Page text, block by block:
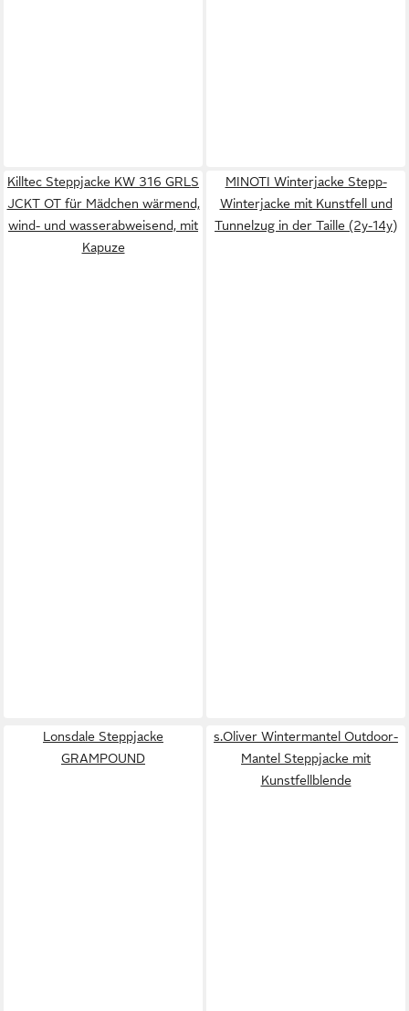
Killtec Steppjacke KW 316 GRLS
JCKT OT für Mädchen wärmend,
wind- und wasserabweisend, mit
Kapuze
MINOTI Winterjacke Stepp-
Winterjacke mit Kunstfell und
Tunnelzug in der Taille (2y-14y)
Lonsdale Steppjacke
GRAMPOUND
s.Oliver Wintermantel Outdoor-
Mantel Steppjacke mit
Kunstfellblende